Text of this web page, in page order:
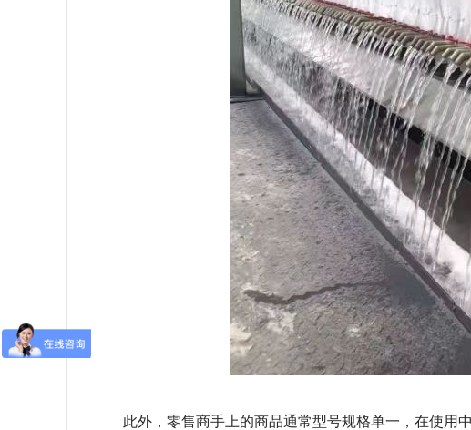
此外，零售商手上的商品通常型号规格单一，在使用